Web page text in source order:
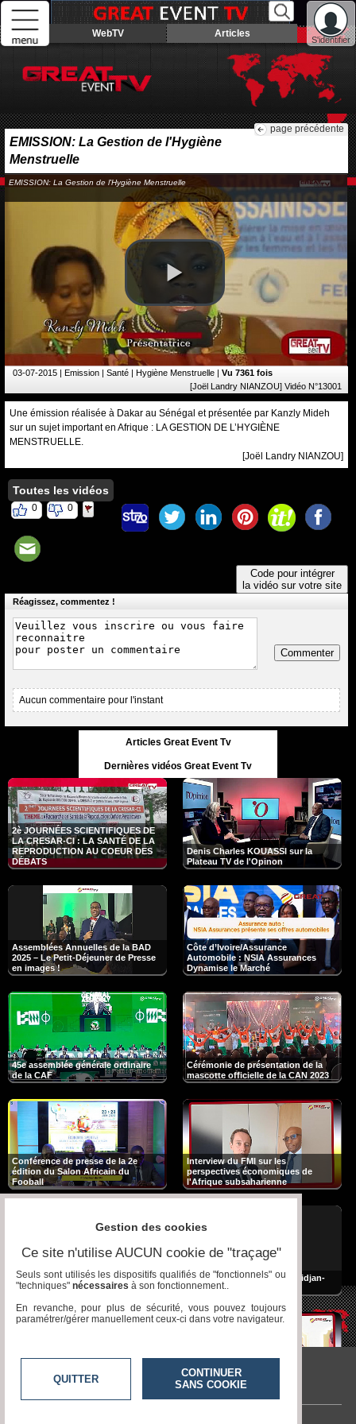
S'identifier
WebTV Articles
page précédente
EMISSION: La Gestion de l'Hygiène
Menstruelle
EMISSION: La Gestion de l'Hygiène Menstruelle
03-07-2015 | Emission | Santé | Hygiène Menstruelle | Vu 7361 fois
[Joël Landry NIANZOU] Vidéo N°13001
Une émission réalisée à Dakar au Sénégal et présentée par Kanzly Mideh
sur un sujet important en Afrique : LA GESTION DE L’HYGIÈNE
MENSTRUELLE.
[Joël Landry NIANZOU]
Toutes les vidéos
0 0
Code pour intégrer
la vidéo sur votre site
Réagissez, commentez !
Commenter
Aucun commentaire pour l'instant
Articles Great Event Tv
Dernières vidéos Great Event Tv
2è JOURNÉES SCIENTIFIQUES DE
LA CRESAR-CI : LA SANTÉ DE LA
REPRODUCTION AU COEUR DES
DÉBATS
Denis Charles KOUASSI sur la
Plateau TV de l'Opinon
Assemblées Annuelles de la BAD
2025 – Le Petit-Déjeuner de Presse
en images !
Côte d’Ivoire/Assurance
Automobile : NSIA Assurances
Dynamise le Marché
45e assemblée générale ordinaire
de la CAF
Cérémonie de présentation de la
mascotte officielle de la CAN 2023
Conférence de presse de la 2e
édition du Salon Africain du
Fooball
Interview du FMI sur les
perspectives économiques de
l'Afrique subsaharienne
Voici le LOGO OFFICIEL de la
#CAN2023 🇨🇮⚽
Reprise des vols directs Abidjan-
New York
Signature de convention entre NSIA
ASSURANCES CI et la Clinique
Salon de la joaillerie et de
Great Event Tv
Gestion des cookies
Ce site n'utilise AUCUN cookie de "traçage"
Seuls sont utilisés les dispositifs qualifiés de "fonctionnels" ou
"techniques" nécessaires à son fonctionnement..
En revanche, pour plus de sécurité, vous pouvez toujours
paramétrer/gérer manuellement ceux-ci dans votre navigateur.
QUITTER
CONTINUER
SANS COOKIE